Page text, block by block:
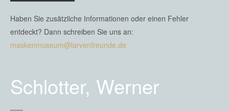
Haben Sie zusätzliche Informationen oder einen Fehler
entdeckt? Dann schreiben Sie uns an:
maskenmuseum@larvenfreunde.de
Schlotter, Werner